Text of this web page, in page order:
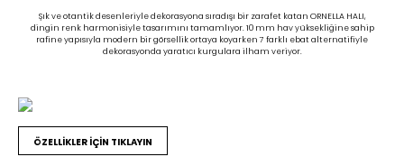
Şık ve otantik desenleriyle dekorasyona sıradışı bir zarafet katan ORNELLA HALI,
dingin renk harmonisiyle tasarımını tamamlıyor. 10 mm hav yüksekliğine sahip
rafine yapısıyla modern bir görsellik ortaya koyarken 7 farklı ebat alternatifiyle
dekorasyonda yaratıcı kurgulara ilham veriyor.
ÖZELLİKLER İÇİN TIKLAYIN